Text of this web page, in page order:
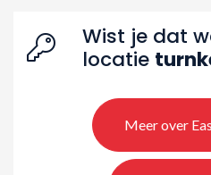
Wist je dat
locatie
Meer over
Zoeken